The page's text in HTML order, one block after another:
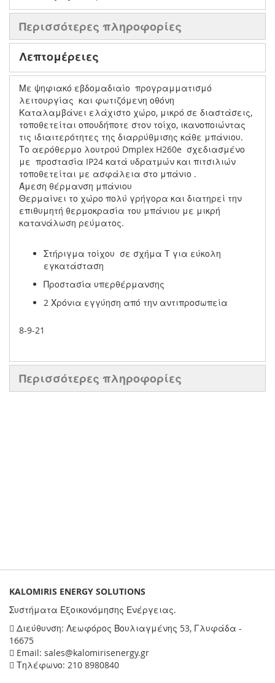
Περισσότερες πληροφορίες
Λεπτομέρειες
Με ψηφιακό εβδομαδιαίο προγραμματισμό
λειτουργίας και φωτιζόμενη οθόνη
Καταλαμβάνει ελάχιστο χώρο, μικρό σε διαστάσεις,
τοποθετείται οπουδήποτε στον τοίχο, ικανοποιώντας
τις ιδιαιτερότητες της διαρρύθμισης κάθε μπάνιου.
Το αερόθερμο λουτρού Dmplex H260e σχεδιασμένο
με προστασία IP24 κατά υδρατμών και πιτσιλιών
τοποθετείται με ασφάλεια στο μπάνιο .
Άμεση θέρμανση μπάνιου
Θερμαίνει το χώρο πολύ γρήγορα και διατηρεί την
επιθυμητή θερμοκρασία του μπάνιου με μικρή
κατανάλωση ρεύματος.
Στήριγμα τοίχου σε σχήμα Τ για εύκολη
εγκατάσταση
Προστασία υπερθέρμανσης
2 Χρόνια εγγύηση από την αντιπροσωπεία
8-9-21
Περισσότερες πληροφορίες
KALOMIRIS ENERGY SOLUTIONS
Συστήματα Εξοικονόμησης Ενέργειας.
Διεύθυνση: Λεωφόρος Βουλιαγμένης 53, Γλυφάδα -
16675
Email: sales@kalomirisenergy.gr
Τηλέφωνο: 210 8980840